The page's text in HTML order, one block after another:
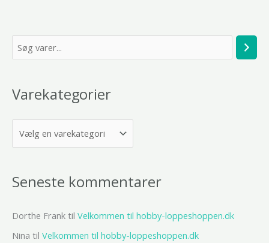
ø
Varekategorier
Seneste kommentarer
Dorthe Frank til Velkommen til hobby-loppeshoppen.dk
Nina til Velkommen til hobby-loppeshoppen.dk